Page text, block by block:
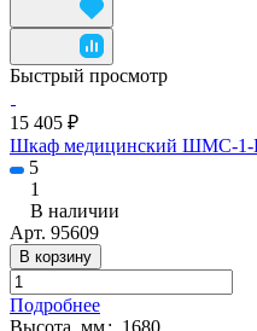
Быстрый просмотр
15 405 ₽
Шкаф медицинский ШМС-1-
5
1
В наличии
Арт. 95609
В корзину
Подробнее
Высота, мм: 1680